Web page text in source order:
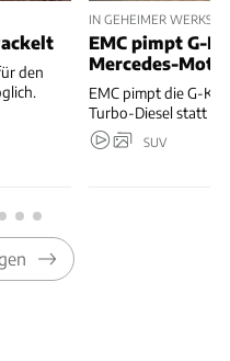
den
IN GEHEIMER
EMC pimpt G-
Mercedes-
EMC pimpt die G-
Turbo-Diesel statt
SUV